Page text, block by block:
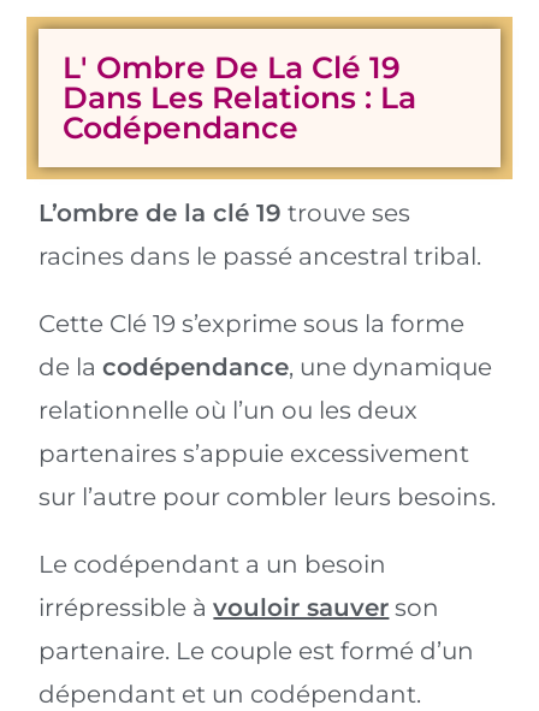
L' Ombre De La Clé 19
Dans Les Relations : La
Codépendance
L’ombre de la clé 19 trouve ses
racines dans le passé ancestral tribal.
Cette Clé 19 s’exprime sous la forme
de lacodépendance, une dynamique
relationnelle où l’un ou les deux
partenaires s’appuie excessivement
sur l’autre pour combler leurs besoins.
Le codépendant a un besoin
irrépressible àvouloir sauver son
partenaire. Le couple est formé d’un
dépendant et un codépendant.